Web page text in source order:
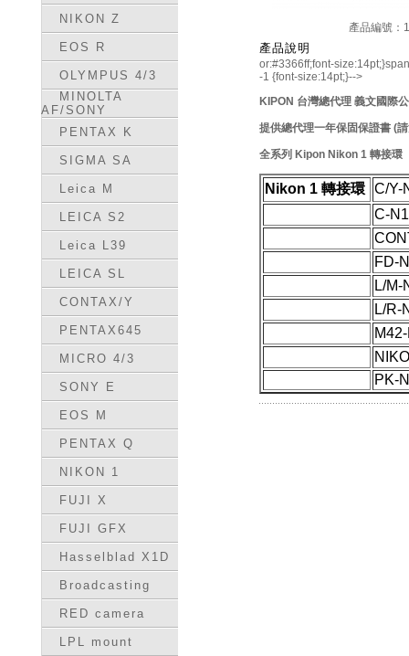
NIKON Z
EOS R
OLYMPUS 4/3
MINOLTA
AF/SONY
PENTAX K
SIGMA SA
Leica M
LEICA S2
Leica L39
LEICA SL
CONTAX/Y
PENTAX645
MICRO 4/3
SONY E
EOS M
PENTAX Q
NIKON 1
FUJI X
FUJI GFX
Hasselblad X1D
Broadcasting
RED camera
LPL mount
產品編號：
產品說明
or:#3366ff;font-
-1 {font-size:14pt;}-->
KIPON 台灣總代理 義文國際
提供總代理一年保固保證書 (
全系列 Kipon Nikon 1 轉接環
Nikon 1 轉接環 C/Y-
C-N1
FD-
L/M-
L/R-
PK-